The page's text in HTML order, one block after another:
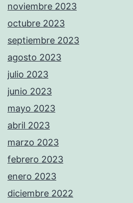
noviembre 2023
octubre 2023
septiembre 2023
agosto 2023
julio 2023
junio 2023
mayo 2023
abril 2023
marzo 2023
febrero 2023
enero 2023
diciembre 2022